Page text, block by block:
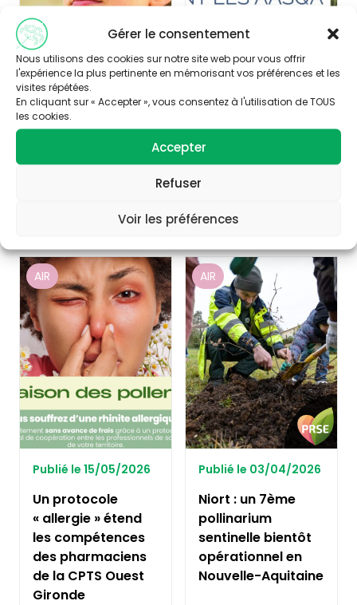
Gérer le consentement
Nous utilisons des cookies sur notre site web pour vous offrir
l'expérience la plus pertinente en mémorisant vos préférences et les
visites répétées.
En cliquant sur « Accepter », vous consentez à l'utilisation de TOUS
les cookies.
Accepter
Refuser
Voir les préférences
Publié le 12/06/2026
Pesticides dans
carte interactive
Publié le 05/06/2026
Les AASQA
désignées pour
coordonner la
surveillance des
Découvrir
AIR
Publié le 15/05/2026
Un protocole
« allergie » étend
les compétences
des pharmaciens
de la CPTS Ouest
Gironde
AIR
Publié le 03/04/2026
Niort : un 7ème
pollinarium
sentinelle bientôt
opérationnel en
Nouvelle-Aquitaine